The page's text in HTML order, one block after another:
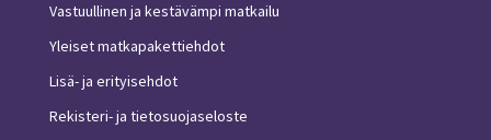
Vastuullinen ja kestävämpi matkailu
Yleiset matkapakettiehdot
Lisä- ja erityisehdot
Rekisteri- ja tietosuojaseloste